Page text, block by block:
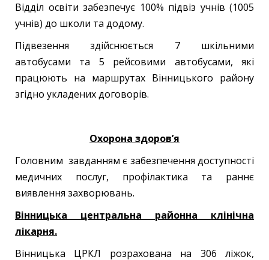
Відділ освіти забезпечує 100% підвіз учнів (1005
учнів) до школи та додому.
Підвезення здійснюється 7 шкільними
автобусами та 5 рейсовими автобусами, які
працюють на маршрутах Вінницького району
згідно укладених договорів.
Охорона здоров’я
Головним завданням є забезпечення доступності
медичних послуг, профілактика та раннє
виявлення захворювань.
Вінницька центральна районна клінічна
лікарня.
Вінницька ЦРКЛ розрахована на 306 ліжок,